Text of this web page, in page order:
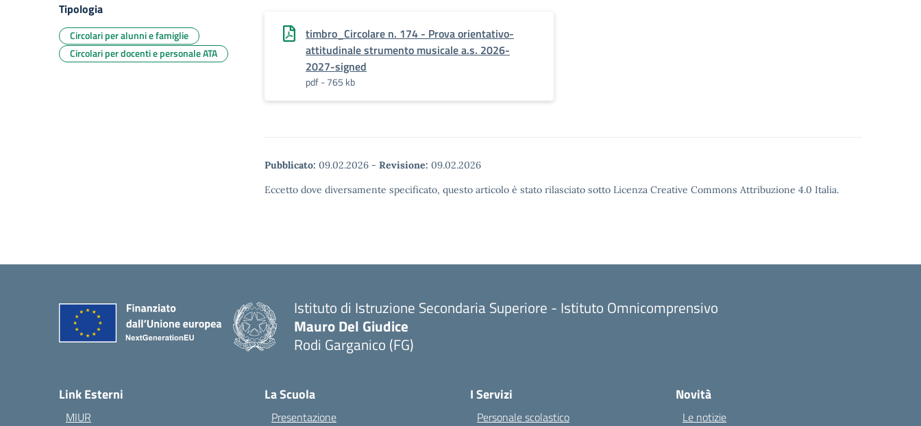
timbro_Circolare n. 174 - Prova orientativo-
attitudinale strumento musicale a.s. 2026-
2027-signed
pdf - 765 kb
Pubblicato: 09.02.2026 - Revisione: 09.02.2026
Eccetto dove diversamente specificato, questo articolo è stato rilasciato sotto Licenza Creative Commons Attribuzione 4.0 Italia.
Tipologia
Circolari per alunni e famiglie
Circolari per docenti e personale ATA
Istituto di Istruzione Secondaria Superiore - Istituto Omnicomprensivo
Mauro Del Giudice
Rodi Garganico (FG)
Link Esterni
MIUR
La Scuola
Presentazione
I Servizi
Personale scolastico
Novità
Le notizie